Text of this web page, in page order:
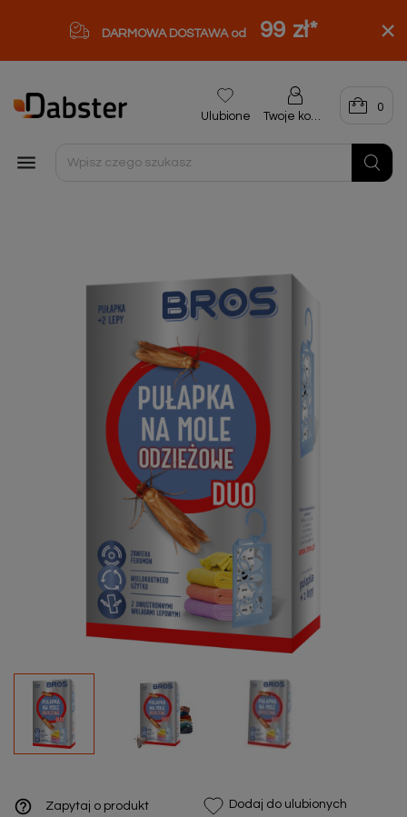
DARMOWA DOSTAWA od 99 zł*

Ulubione Twoje konto
0
help_outline Zapytaj o produkt Dodaj do ulubionych